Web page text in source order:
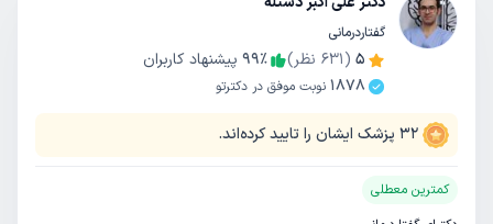
گفتاردرمانی
5
(
631 نظر) 99٪
پیشنهاد کاربران
1878 نوبت موفق در دکترتو
32 پزشک ایشان را تایید کرده‌اند.
کمترین معطلی